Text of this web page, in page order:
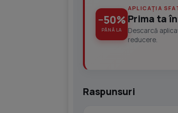
−50%
PÂNĂ LA
APLICAȚIA
Prima ta
Descarcă
reducere.
Raspunsuri